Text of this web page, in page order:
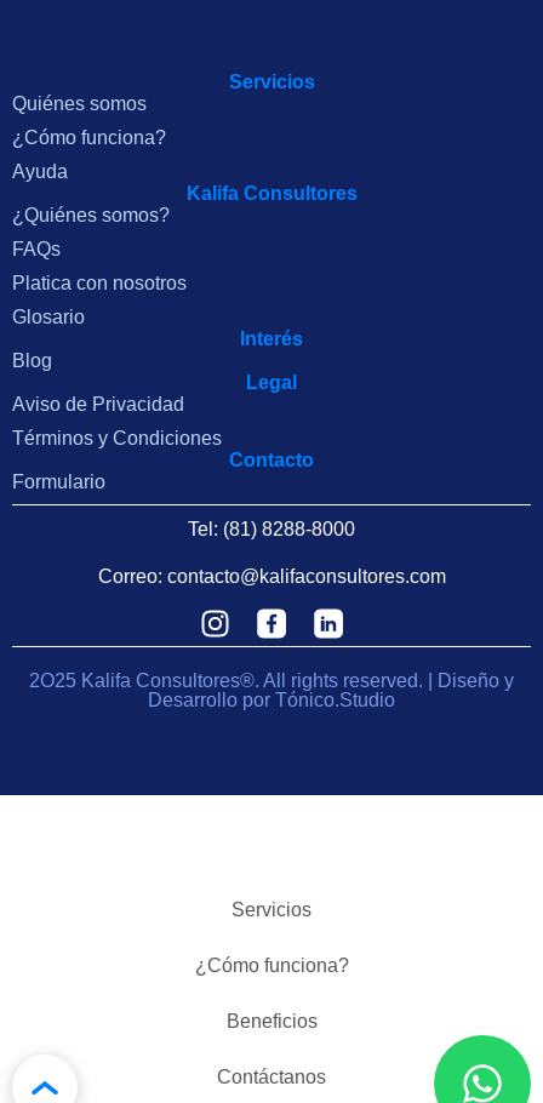
Servicios
Quiénes somos
¿Cómo funciona?
Ayuda
Kalifa Consultores
¿Quiénes somos?
FAQs
Platica con nosotros
Glosario
Interés
Blog
Legal
Aviso de Privacidad
Términos y Condiciones
Contacto
Formulario
Tel: (81) 8288-8000
Correo: contacto@kalifaconsultores.com
2O25 Kalifa Consultores®. All rights reserved. | Diseño y
Desarrollo por Tónico.Studio
Servicios
¿Cómo funciona?
Beneficios
Contáctanos